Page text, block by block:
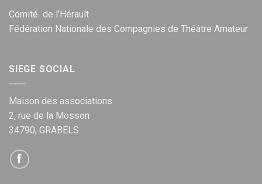
Comité de l’Hérault
Fédération Nationale des Compagnies de Théâtre Amateur
SIEGE SOCIAL
Maison des associations
2, rue de la Mosson
34790, GRABELS